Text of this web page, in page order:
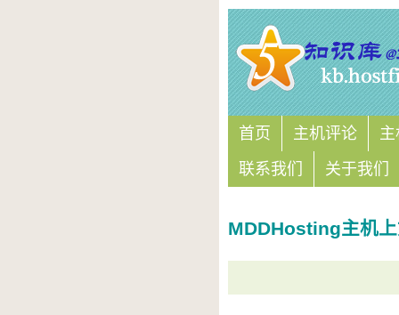
首页 主机评论
联系我们
关于我们
MDDHosting主机